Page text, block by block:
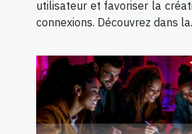
utilisateur et favoriser la
connexions. Découvrez dans